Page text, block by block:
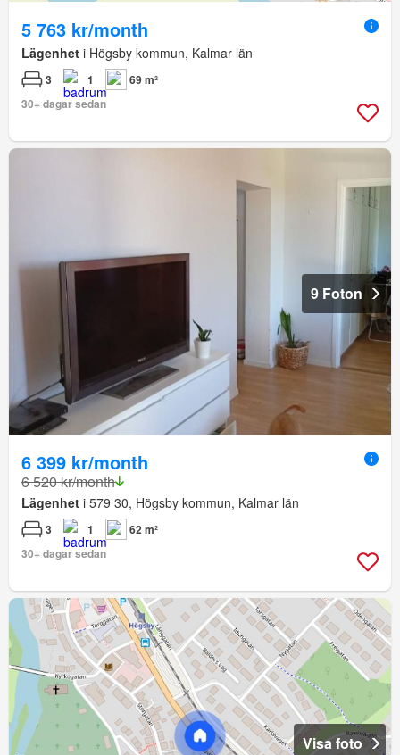
5 763 kr/month
Lägenhet i Högsby kommun, Kalmar län
3 1
69 m²
30+ dagar sedan
9 Foton
6 399 kr/month
6 520 kr/month
Lägenhet i 579 30, Högsby kommun, Kalmar län
3 1
62 m²
30+ dagar sedan
Visa foto